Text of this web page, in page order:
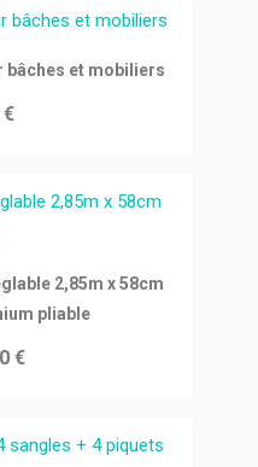
bâches et mobiliers
€
2,85m x 58cm
pliable
€